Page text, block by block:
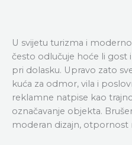
U svijetu turizma i
često odlučuje hoće li gost
pri dolasku. Upravo zato
kuća za odmor, vila i
reklamne natpise kao
označavanje objekta.
moderan dizajn, otpornost
rješenje
koje
ostavlja
prvi
dojam